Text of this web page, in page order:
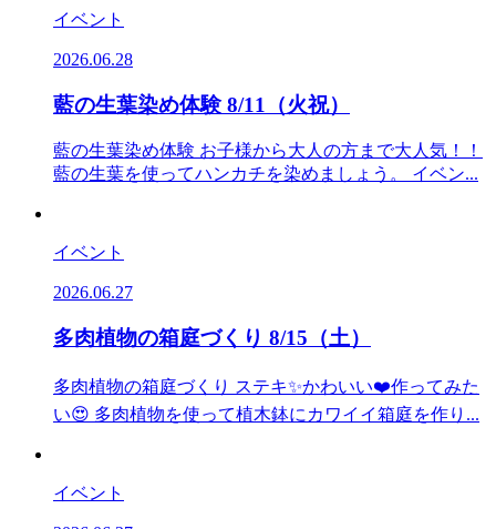
イベント
2026.06.28
藍の生葉染め体験 8/11（火祝）
藍の生葉染め体験 お子様から大人の方まで大人気！！
藍の生葉を使ってハンカチを染めましょう。 イベン...
イベント
2026.06.27
多肉植物の箱庭づくり 8/15（土）
多肉植物の箱庭づくり ステキ✨かわいい❤️作ってみた
い😍 多肉植物を使って植木鉢にカワイイ箱庭を作り...
イベント